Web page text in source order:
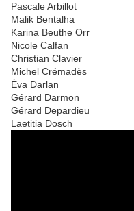
Pascale Arbillot
Malik Bentalha
Karina Beuthe Orr
Nicole Calfan
Christian Clavier
Michel Crémadès
Éva Darlan
Gérard Darmon
Gérard Depardieu
Laetitia Dosch